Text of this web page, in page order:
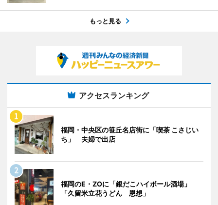
もっと見る
アクセスランキング
福岡・中央区の笹丘名店街に「喫茶 こさじい
ち」 夫婦で出店
福岡のE・ZOに「銀だこハイボール酒場」
「久留米立花うどん 恩想」